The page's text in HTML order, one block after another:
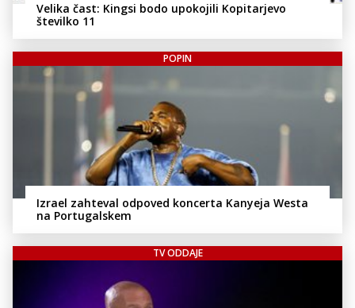
Velika čast: Kingsi bodo upokojili Kopitarjevo
številko 11
POPIN
Izrael zahteval odpoved koncerta Kanyeja Westa
na Portugalskem
TV ODDAJE